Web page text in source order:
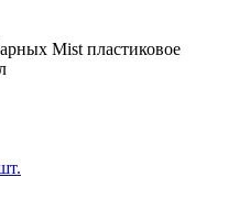
Mist пластиковое